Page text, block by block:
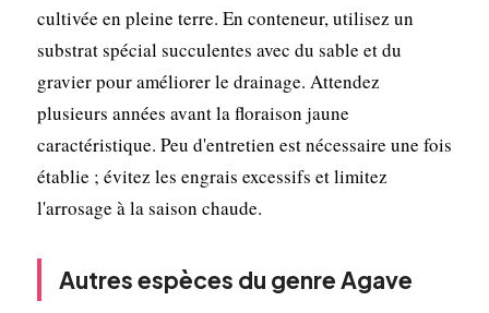
cultivée en pleine terre. En conteneur, utilisez un
substrat spécial succulentes avec du sable et du
gravier pour améliorer le drainage. Attendez
plusieurs années avant la floraison jaune
caractéristique. Peu d'entretien est nécessaire une fois
établie ; évitez les engrais excessifs et limitez
l'arrosage à la saison chaude.
Autres espèces du genre Agave